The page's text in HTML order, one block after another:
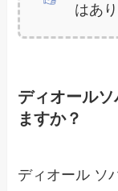
はあ
ディオール
ますか？
ディオール ソ